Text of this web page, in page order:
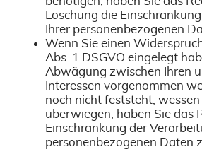
Löschung die
Ihrer personenbezogenen
Wenn Sie einen
Abs. 1 DSGVO eingelegt
Abwägung zwischen Ihren
Interessen vorgenommen
noch nicht feststeht, wessen
überwiegen, haben Sie das
Einschränkung der
personenbezogenen Daten